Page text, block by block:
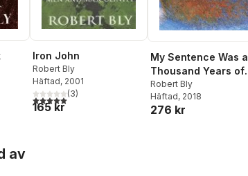
antal röster:
Iron John
Robert Bly
Häftad, 2001
5,0utav 5 stjärnor. Totalt antal röster:
(3)
165 kr
My Sentence Was a
Thousand Years of
Joy: Poems
Robert Bly
Häftad, 2018
276 kr
av